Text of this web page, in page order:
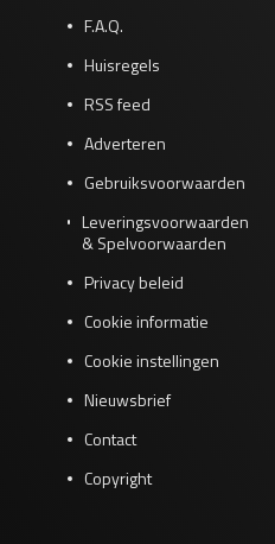
F.A.Q.
Huisregels
RSS feed
Adverteren
Gebruiksvoorwaarden
Leveringsvoorwaarden
& Spelvoorwaarden
Privacy beleid
Cookie informatie
Cookie instellingen
Nieuwsbrief
Contact
Copyright